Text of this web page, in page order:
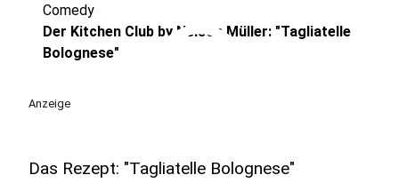
play_circle
Comedy
Der Kitchen Club by Nelson Müller: "Tagliatelle
Bolognese"
Anzeige
Das Rezept: "Tagliatelle Bolognese"